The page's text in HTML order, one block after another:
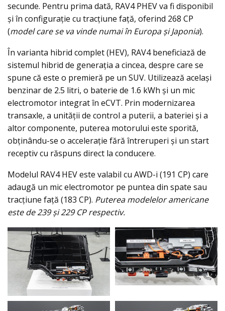
secunde. Pentru prima dată, RAV4 PHEV va fi disponibil
și în configurație cu tracțiune față, oferind 268 CP
(model care se va vinde numai în Europa și Japonia).
În varianta hibrid complet (HEV), RAV4 beneficiază de
sistemul hibrid de generația a cincea, despre care se
spune că este o premieră pe un SUV. Utilizează același
benzinar de 2.5 litri, o baterie de 1.6 kWh și un mic
electromotor integrat în eCVT. Prin modernizarea
transaxle, a unității de control a puterii, a bateriei și a
altor componente, puterea motorului este sporită,
obținându-se o accelerație fără întreruperi și un start
receptiv cu răspuns direct la conducere.
Modelul RAV4 HEV este valabil cu AWD-i (191 CP) care
adaugă un mic electromotor pe puntea din spate sau
tracțiune față (183 CP). Puterea modelelor americane
este de 239 și 229 CP respectiv.